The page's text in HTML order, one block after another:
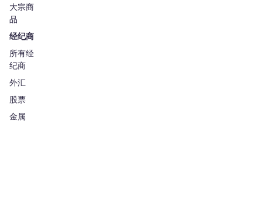
大宗商
品
经纪商
所有经
纪商
外汇
股票
金属